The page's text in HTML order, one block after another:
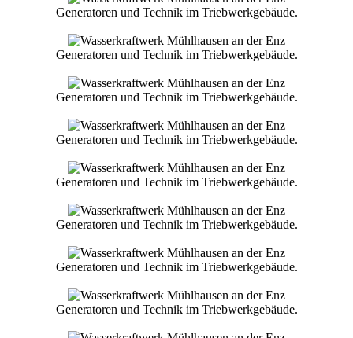
Generatoren und Technik im Triebwerkgebäude.
Generatoren und Technik im Triebwerkgebäude.
Generatoren und Technik im Triebwerkgebäude.
Generatoren und Technik im Triebwerkgebäude.
Generatoren und Technik im Triebwerkgebäude.
Generatoren und Technik im Triebwerkgebäude.
Generatoren und Technik im Triebwerkgebäude.
Generatoren und Technik im Triebwerkgebäude.